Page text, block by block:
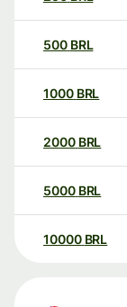
500 BRL
1000 BRL
2000 BRL
5000 BRL
10000 BRL